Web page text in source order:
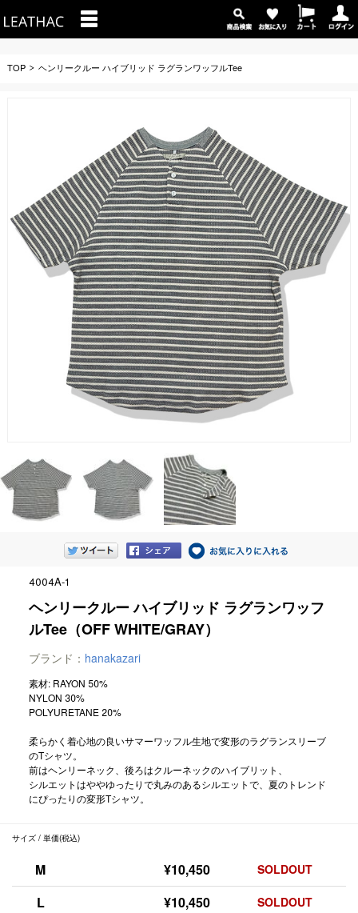
TOP ヘンリークルー ハイブリッド ラグランワッフルTee
4004A-1
ヘンリークルー ハイブリッド ラグランワッフ
ルTee（OFF WHITE/GRAY）
ブランド： hanakazari
素材: RAYON 50%
NYLON 30%
POLYURETANE 20%
柔らかく着心地の良いサマーワッフル生地で変形のラグランスリーブ
のTシャツ。
前はヘンリーネック、後ろはクルーネックのハイブリット、
シルエットはややゆったりで丸みのあるシルエットで、夏のトレンド
にぴったりの変形Tシャツ。
サイズ / 単価(税込)
M ¥10,450 SOLDOUT
L ¥10,450 SOLDOUT